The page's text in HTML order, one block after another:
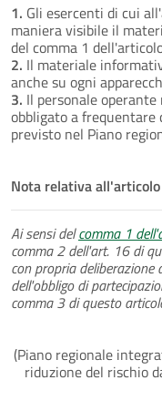
1. Gli esercenti di cui
maniera visibile il
del comma 1
2. Il materiale
anche su ogni
3. Il personale
obbligato a frequentare
previsto nel Piano
Nota relativa
Ai sensi delcomma 1
comma 2 dell'art. 16 di
con propria deliberazione
dell'obbligo di
comma 3 di questo
(Piano regionale
riduzione del rischio